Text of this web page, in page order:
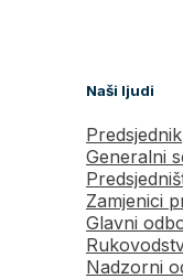
Naši ljudi
Predsjednik
Generalni
Zamjenici
Glavni
Nadzorni